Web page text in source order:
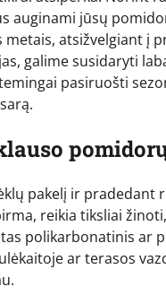
auginami jūsų
metais, atsižvelgiant į
galime susidaryti
pasiruošti
pakelį ir pradedant
reikia tiksliai
polikarbonatinis ar
ar terasos